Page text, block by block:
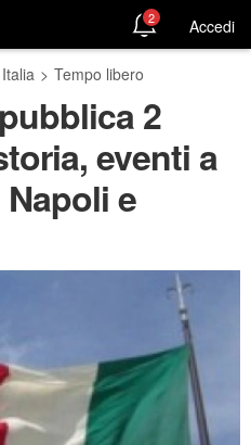
2 Accedi
> Tempo libero
2
eventi a
e